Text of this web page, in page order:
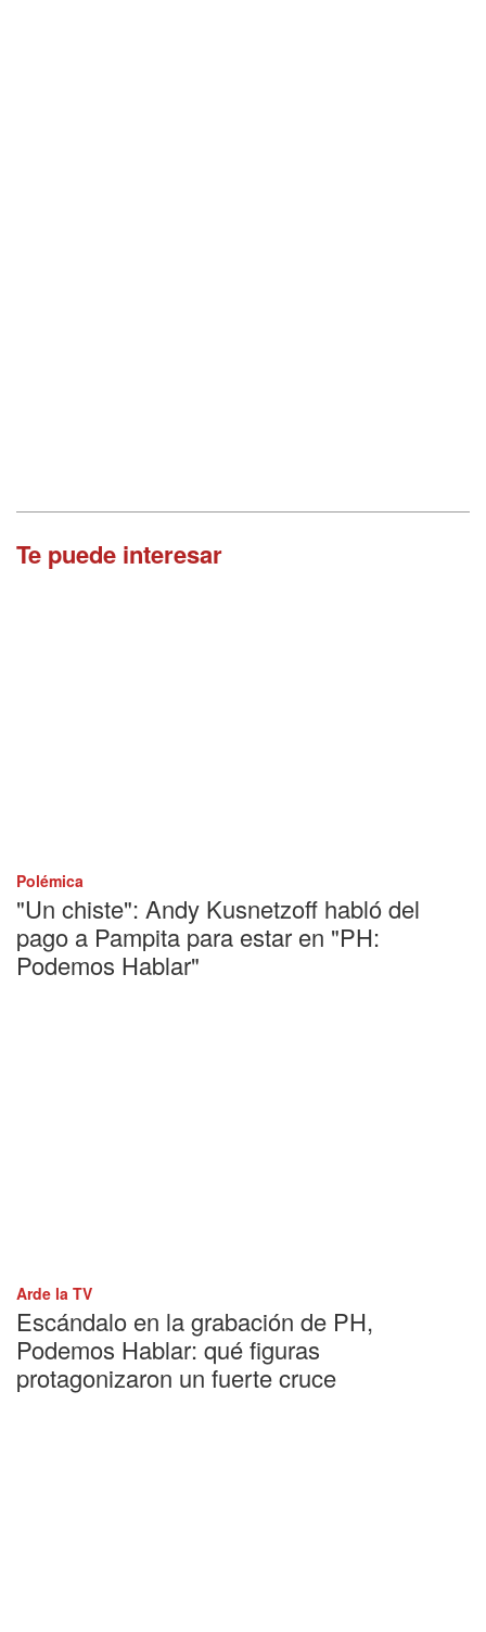
Te puede interesar
Polémica
"Un chiste": Andy Kusnetzoff habló del
pago a Pampita para estar en "PH:
Podemos Hablar"
Arde la TV
Escándalo en la grabación de PH,
Podemos Hablar: qué figuras
protagonizaron un fuerte cruce